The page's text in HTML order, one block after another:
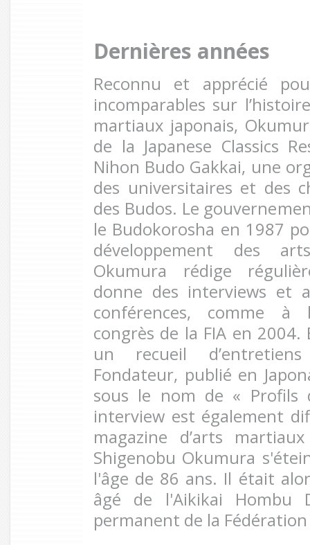
Dernières années
Reconnu et apprécié
incomparables sur
martiaux japonais,
de la Japanese Classics
Nihon Budo Gakkai, une
des universitaires et des
des Budos. Le
le Budokorosha en 1987
développement des
Okumura rédige
donne des interviews et
conférences, comme à
congrès de la FIA en
un recueil
Fondateur, publié en
sous le nom de « Profils
interview est également
magazine d’arts
Shigenobu Okumura
l'âge de 86 ans. Il était
âgé de l'Aikikai Hombu
permanent de la